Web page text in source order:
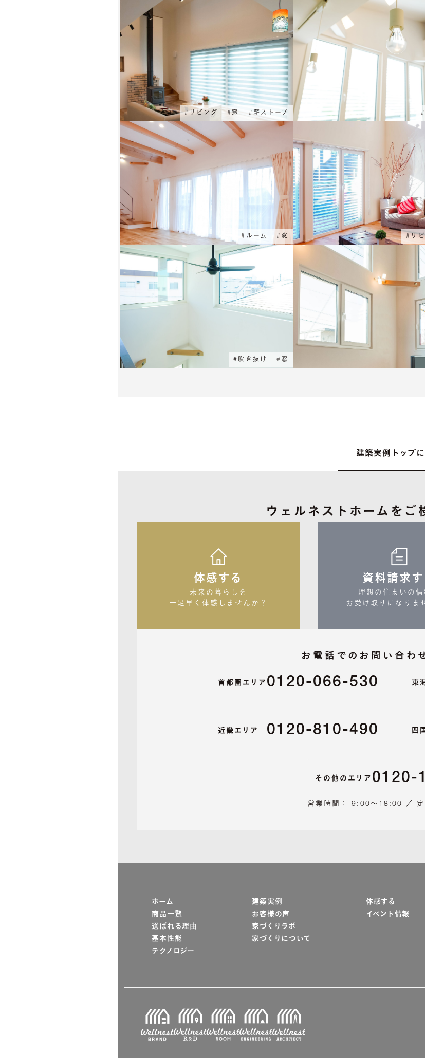
#リビング #窓 #薪ストーブ #
# ルーム # 窓 # リ
# 吹き抜け # 窓
建築実例トップ
ウェルネストホームを ご
体感する
未来の暮らしを
一足早く体感しませんか？
資料請求す
理想の住まいの情
お受け取りになりま
お電話での お問い合わ
首都圏エリア 0120-066-530
近畿エリア 0120-810-490 四
その他のエリア 0120-
営業時間： 9:00～18:00 ／ 定
ホーム
商品一覧
選ばれる理由
基本性能
テクノロジー
建築実例
お客様の声
家づくりラボ
家づくりについて
体感する
イベント情報